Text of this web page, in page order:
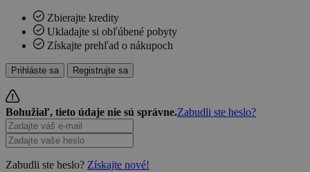
Zbierajte kredity
Ukladajte si obľúbené pobyty
Získajte prehľad o nákupoch
Prihláste sa Registrujte sa
Bohužiaľ, tieto údaje nie sú správne.Zabudli ste heslo?
Zabudli ste heslo? Získajte nové!